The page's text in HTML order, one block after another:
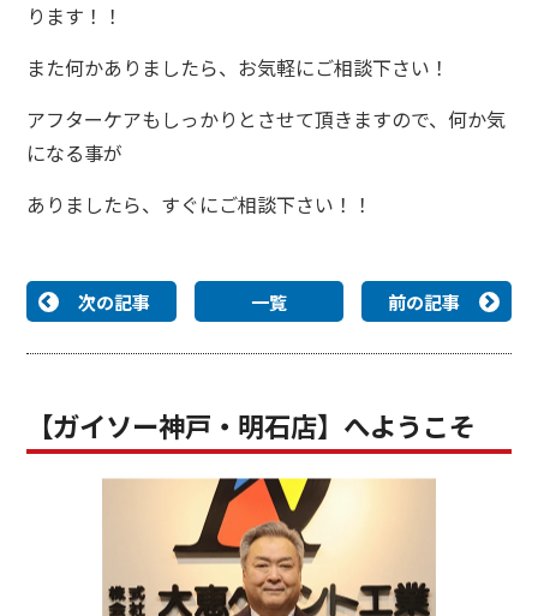
ります！！
また何かありましたら、お気軽にご相談下さい！
アフターケアもしっかりとさせて頂きますので、何か気
になる事が
ありましたら、すぐにご相談下さい！！
次の記事 一覧 前の記事
【ガイソー神戸・明石店】へようこそ